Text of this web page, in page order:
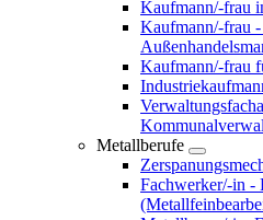
Kaufmann/-frau
Kaufmann/-frau
Kaufmann/-frau
Metallberufe
Fachwerker/-in -